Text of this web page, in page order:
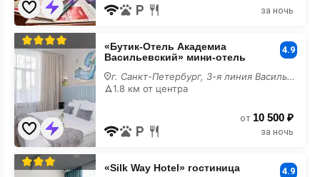
за ночь
«Бутик-
Отель
Академиа
Васильевский»
«Бутик-Отель Академиа
Васильевский» мини-отель
4.9
г. Санкт-Петербург, 3-я линия Васильевского острова, 6
1.8 км от центра
от 10 500 ₽
за ночь
«Silk
Way
«Silk Way Hotel» гостиница 4.9